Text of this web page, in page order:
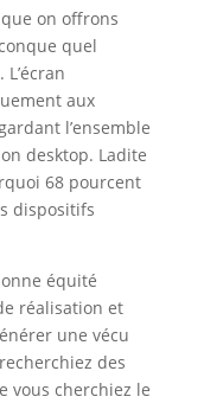
on offrons
quel
aux
l’ensemble
desktop. Ladite
68 pourcent
dispositifs
équité
réalisation et
une vécu
des
vous cherchiez le